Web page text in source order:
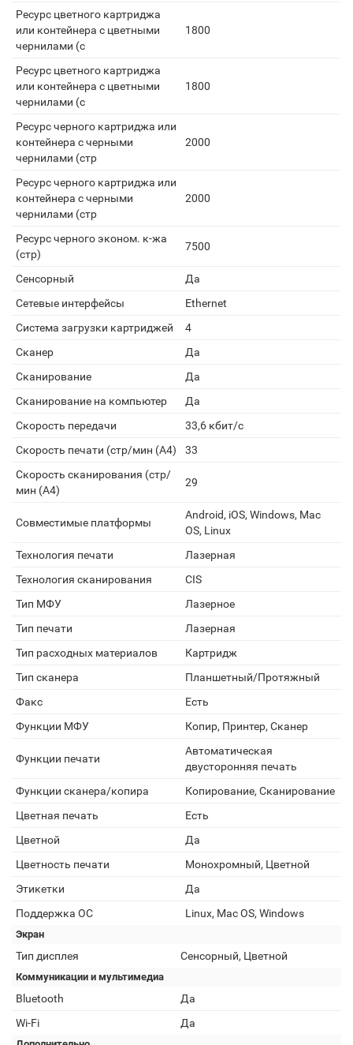
Ресурс цветного картриджа
или контейнера с цветными
чернилами (с
1800
Ресурс цветного картриджа
или контейнера с цветными
чернилами (с
1800
Ресурс черного картриджа или
контейнера с черными
чернилами (стр
2000
Ресурс черного картриджа или
контейнера с черными
чернилами (стр
2000
Ресурс черного эконом. к-жа
(стр)
7500
Сенсорный
Да
Сетевые интерфейсы
Ethernet
Система загрузки картриджей
4
Сканеp
Да
Сканирование
Да
Сканирование на компьютер
Да
Скорость передачи
33,6 кбит/с
Скорость печати (стр/мин (A4)
33
Скорость сканирования (стр/
мин (A4)
29
Совместимые платформы
Android, iOS, Windows, Mac
OS, Linux
Технология печати
Лазерная
Технология сканирования
CIS
Тип МФУ
Лазерное
Тип печати
Лазерная
Тип расходных материалов
Картридж
Тип сканера
Планшетный/Протяжный
Факс
Есть
Функции МФУ
Копир, Принтеp, Сканеp
Функции печати
Автоматическая
двусторонняя печать
Функции сканера/копира
Копирование, Сканирование
Цветная печать
Есть
Цветной
Да
Цветность печати
Монохромный, Цветной
Этикетки
Да
Поддержка ОС
Linux, Mac OS, Windows
Экран
Тип дисплея Сенсорный, Цветной
Коммуникации и мультимедиа
Bluetooth
Да
Wi-Fi
Да